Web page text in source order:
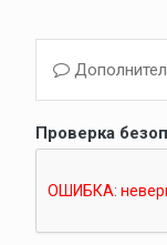
Проверка